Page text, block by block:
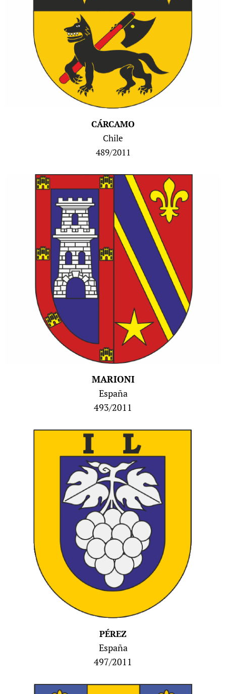
CÁRCAMO
Chile
489/2011
MARIONI
España
493/2011
PÉREZ
España
497/2011